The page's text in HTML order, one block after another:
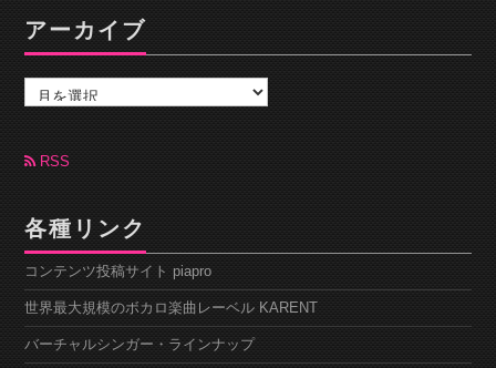
アーカイブ
カ
ブ RSS
各種リンク
コンテンツ投稿サイト piapro
世界最大規模のボカロ楽曲レーベル KARENT
バーチャルシンガー・ラインナップ